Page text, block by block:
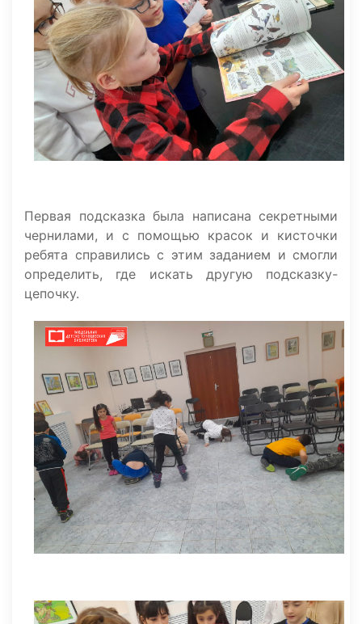
Первая подсказка была написана секретными
чернилами, и с помощью красок и кисточки
ребята справились с этим заданием и смогли
определить, где искать другую подсказку-
цепочку.